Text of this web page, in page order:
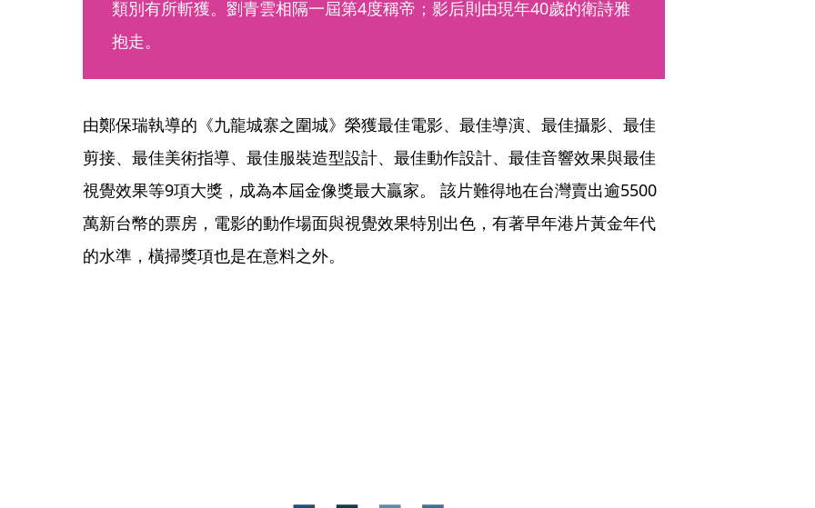
類別有所斬獲。劉青雲相隔一屆第4度稱帝；影后則由現年40歲的衛詩雅
抱走。
由鄭保瑞執導的《九龍城寨之圍城》榮獲最佳電影、最佳導演、最佳攝影、最佳
剪接、最佳美術指導、最佳服裝造型設計、最佳動作設計、最佳音響效果與最佳
視覺效果等9項大獎，成為本屆金像獎最大贏家。 該片難得地在台灣賣出逾5500
萬新台幣的票房，電影的動作場面與視覺效果特別出色，有著早年港片黃金年代
的水準，橫掃獎項也是在意料之外。